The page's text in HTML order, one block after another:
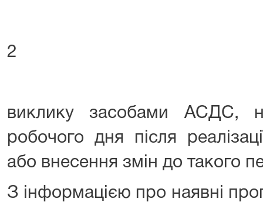
2
виклику засобами АСДС,
робочого дня після
або внесення змін до такого
З інформацією про наявні